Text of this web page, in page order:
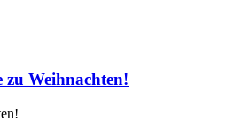
zu Weihnachten!